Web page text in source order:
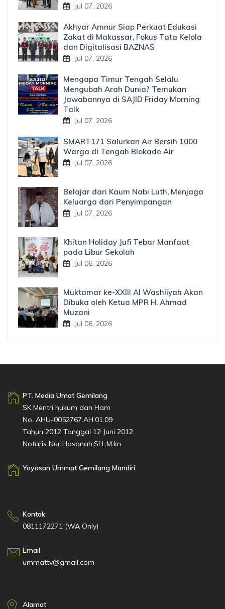
Jul 07, 2026
Akhyar Amnur Siap Perkuat Edukasi
Zakat di Makassar, Fokus Tata Kelola
dan Digitalisasi BAZNAS
Jul 07, 2026
Mengapa Timur Tengah Selalu
Mengubah Arah Dunia? Temukan
Jawabannya di SAJID Friday Morning
Talk
Jul 07, 2026
SMART171 Salurkan Air Bersih 1000
Warga di Tengah Blokade Air
Jul 07, 2026
Belajar dari Kaum Nabi Luth, Menjaga
Keluarga dari Penyimpangan
Jul 07, 2026
Khitan Holiday Jufi Tebar Manfaat
pada Libur Sekolah
Jul 06, 2026
Muktamar ke-XXIII Al Washliyah Akan
Dibuka oleh Ketua MPR H. Ahmad
Muzani
Jul 06, 2026
PT. Media Umat Gemilang
SK Mentri hukum dan Ham
No. AHU-0052767.AH.01.09
Tahun 2012 Tanggal 12 Juni 2012
Notaris Nur Hasanah,SH.,M.kn
Yayasan Ummat Gemilang Mandiri
Kontak
0811172271 (WA Only)
Email
ummattv@gmail.com
Alamat